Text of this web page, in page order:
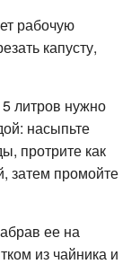
рабочую
капусту,
литров нужно
насыпьте
протрите как
затем промойте
ее на
из чайника и